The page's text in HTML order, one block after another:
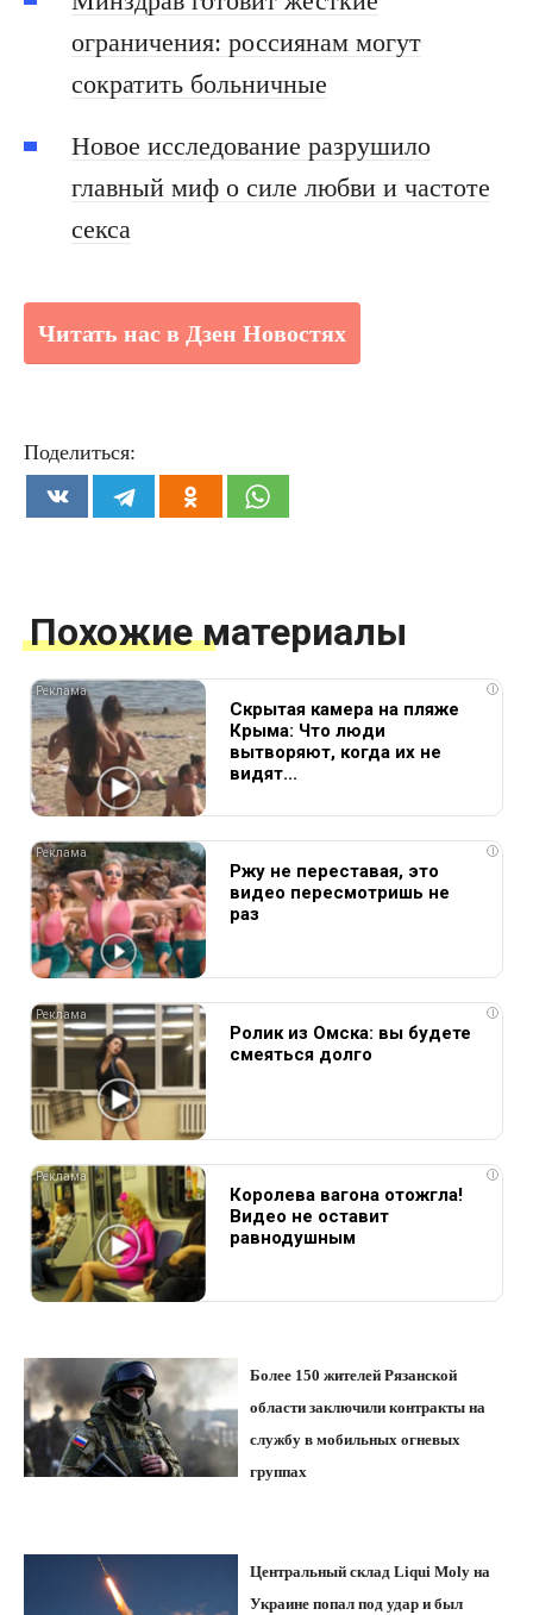
ограничения: россиянам могут
сократить больничные
Новое исследование разрушило
главный миф о силе любви и частоте
секса
Читать нас в Дзен Новостях
Поделиться:
Похожие материалы
i
Скрытая камера на пляже
Крыма: Что люди
вытворяют, когда их не
видят...
i
Ржу не переставая, это
видео пересмотришь не
раз
i
Ролик из Омска: вы будете
смеяться долго
i
Королева вагона отожгла!
Видео не оставит
равнодушным
Более 150 жителей Рязанской
области заключили контракты на
службу в мобильных огневых
группах
Центральный склад Liqui Moly на
Украине попал под удар и был